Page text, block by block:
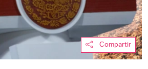
Compartir